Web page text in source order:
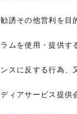
誘その他営利を目
ムを使用・提供す
スに反する行為、
ィアサービス提